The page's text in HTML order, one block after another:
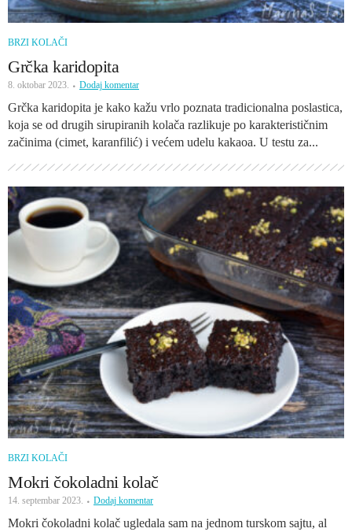
BRZI KOLAČI
Grčka karidopita
8. oktobar 2023. Dodaj komentar
Grčka karidopita je kako kažu vrlo poznata tradicionalna poslastica,
koja se od drugih sirupiranih kolača razlikuje po karakterističnim
začinima (cimet, karanfilić) i većem udelu kakaoa. U testu za...
BRZI KOLAČI
Mokri čokoladni kolač
14. septembar 2023. Dodaj komentar
Mokri čokoladni kolač ugledala sam na jednom turskom sajtu, al